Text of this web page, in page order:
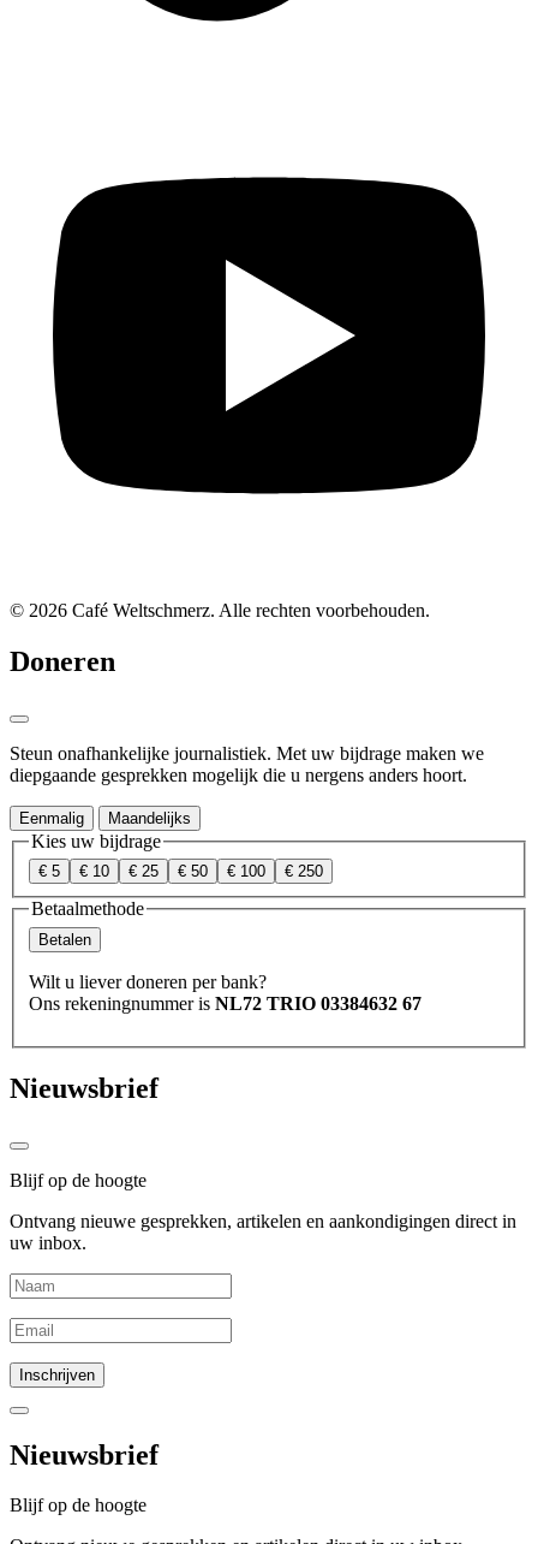
© 2026 Café Weltschmerz. Alle rechten voorbehouden.
Doneren
Steun onafhankelijke journalistiek. Met uw bijdrage maken we
diepgaande gesprekken mogelijk die u nergens anders hoort.
Eenmalig Maandelijks
Kies uw bijdrage
€ 5 € 10 € 25 € 50 € 100 € 250
Betaalmethode
Betalen
Wilt u liever doneren per bank?
Ons rekeningnummer is NL72 TRIO 03384632 67
Nieuwsbrief
Blijf op de hoogte
Ontvang nieuwe gesprekken, artikelen en aankondigingen direct in
uw inbox.
Nieuwsbrief
Blijf op de hoogte